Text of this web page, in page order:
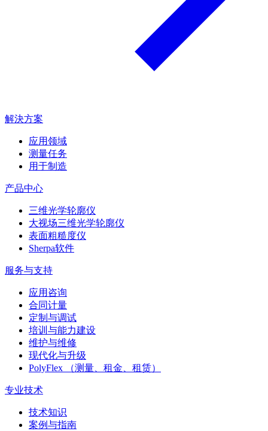
解決方案
应用领域
测量任务
用于制造
产品中心
三维光学轮廓仪
大视场三维光学轮廓仪
表面粗糙度仪
Sherpa软件
服务与支持
应用咨询
合同计量
定制与调试
培训与能力建设
维护与维修
现代化与升级
PolyFlex （测量、租金、租赁）
专业技术
技术知识
案例与指南